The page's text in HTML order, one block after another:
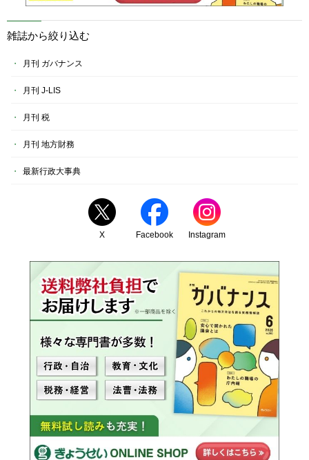
雑誌から絞り込む
月刊 ガバナンス
月刊 J-LIS
月刊 税
月刊 地方財務
最新行政大事典
X Facebook Instagram